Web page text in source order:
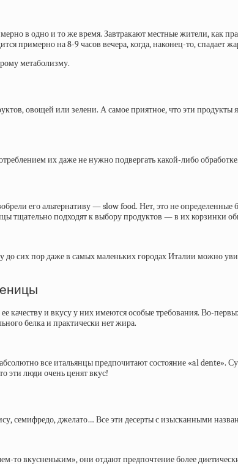
в одно и то же время. Завтракают местные жители, как
примерно на 8-9 часов вечера, когда, наконец-то, спадает
метаболизму.
овощей или зелени. А самое приятное, что эти
их даже не нужно подвергать какой-либо обработке.
его альтернативу — slow food. Нет, это не
подходят к выбору продуктов — в их корзинки
сих пор даже в самых маленьких городах Италии можно
качеству и вкусу у них имеются особые требования. Во-
белка и практически нет жира.
все итальянцы предпочитают состояние «al dente».
эти люди очень ценят вкус!
семифредо, джелато… Все эти десерты с изысканными
вкусненьким», они отдают предпочтение более